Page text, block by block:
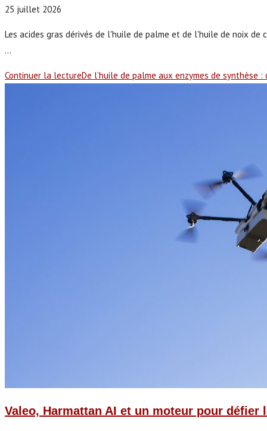
25 juillet 2026
Les acides gras dérivés de l'huile de palme et de l'huile de noix
...
Continuer la lectureDe l’huile de palme aux enzymes de
Valeo, Harmattan AI et un moteur pour défier